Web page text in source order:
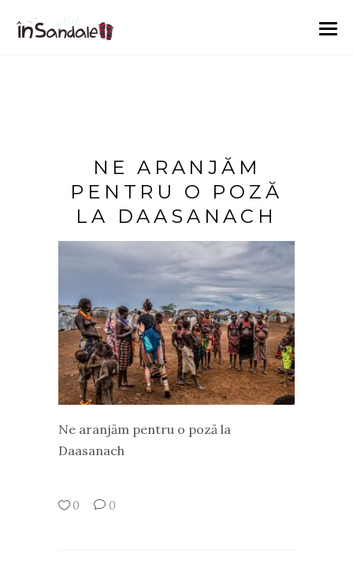
NE ARANJĂM
PENTRU O POZĂ
LA DAASANACH
Ne aranjăm pentru o poză la
Daasanach
0 0